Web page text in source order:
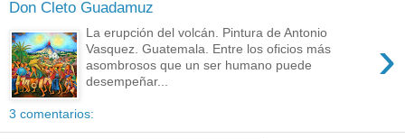
Don Cleto Guadamuz
›
La erupción del volcán. Pintura de Antonio
Vasquez. Guatemala. Entre los oficios más
asombrosos que un ser humano puede
desempeñar...
3 comentarios: